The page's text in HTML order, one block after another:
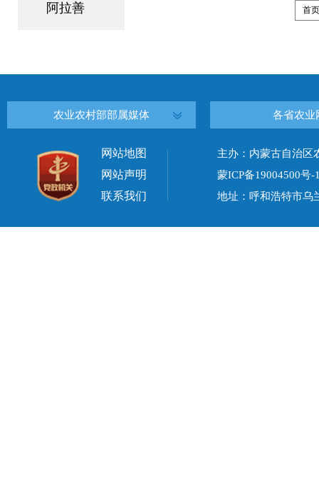
阿拉善 首页
农业农村部部属媒体 各省农业
网站地图
网站声明
联系我们
主办：内蒙古自治
蒙ICP备19004500号-
地址：呼和浩特市